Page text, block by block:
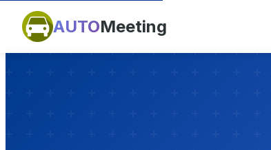
AUTOMeeting